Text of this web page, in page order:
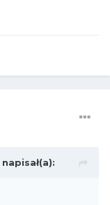
napisał(a):